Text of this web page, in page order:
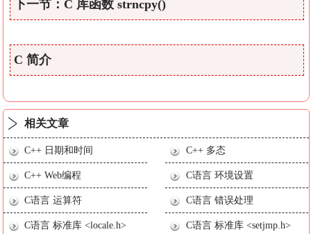
下一节：C 库函数 strncpy()
C 简介
相关文章
C++ 日期和时间 C++ 多态
C++ Web编程 C语言 环境设置
C语言 运算符 C语言 错误处理
C语言 标准库 <locale.h> C语言 标准库 <setjmp.h>